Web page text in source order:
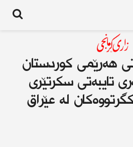
هەرێمی کوردستان
تایبەتی سکرتێری
لە عێراق